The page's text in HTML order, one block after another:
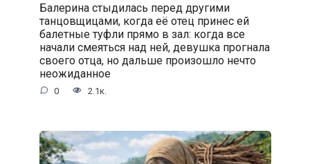
Балерина стыдилась перед другими
танцовщицами, когда её отец принес ей
балетные туфли прямо в зал: когда все
начали смеяться над ней, девушка прогнала
своего отца, но дальше произошло нечто
неожиданное
0 2.1к.